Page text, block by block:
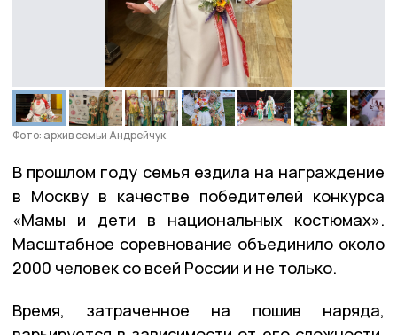
Фото: архив семьи Андрейчук
В прошлом году семья ездила на награждение
в Москву в качестве победителей конкурса
«Мамы и дети в национальных костюмах».
Масштабное соревнование объединило около
2000 человек со всей России и не только.
Время, затраченное на пошив наряда,